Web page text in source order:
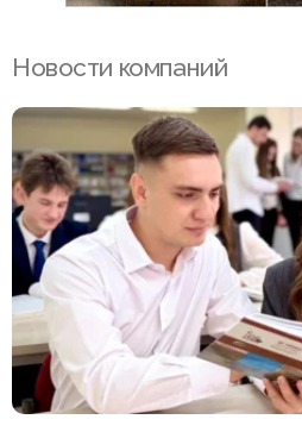
Новости компаний